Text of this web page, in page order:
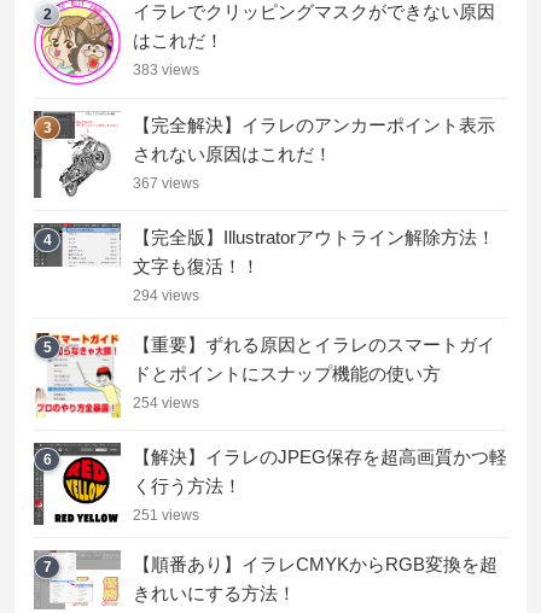
2
イラレでクリッピングマスクができない原因
はこれだ！
383 views
3
【完全解決】イラレのアンカーポイント表示
されない原因はこれだ！
367 views
4
【完全版】Illustratorアウトライン解除方法！
文字も復活！！
294 views
5
【重要】ずれる原因とイラレのスマートガイ
ドとポイントにスナップ機能の使い方
254 views
6
【解決】イラレのJPEG保存を超高画質かつ軽
く行う方法！
251 views
7
【順番あり】イラレCMYKからRGB変換を超
きれいにする方法！